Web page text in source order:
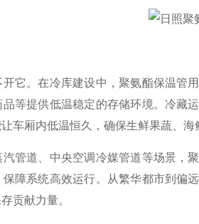
。在冷库建设中，聚氨酯保温管
等提供低温稳定的存储环境。冷藏
车厢内低温恒久，确保生鲜果蔬、海
道、中央空调冷媒管道等场景，
障系统高效运行。从繁华都市到偏
贡献力量。